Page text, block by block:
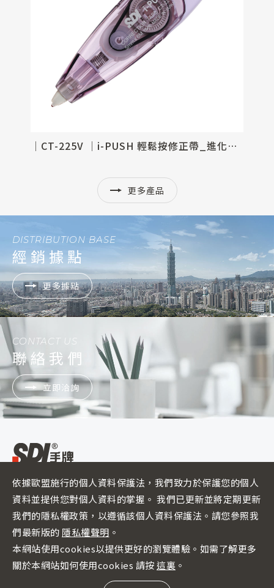
│CT-225V │i-PUSH 輕鬆按修正帶_進化型滾輪
更多產品
DISTRIBUTION BASE
經銷據點
更多據點
CONTACT US
聯絡我們
立即洽詢
ADD : 500彰化縣彰化市彰南路二段260號
FACTORY : 南投市南崗工業區成功三路323號
TEL : 04-7383991 FAX : 04-7387790
繁體中文
依據歐盟施行的個人資料保護法，我們致力於保護您的個人
資料並提供您對個人資料的掌握。 我們已更新並將定期更新
我們的隱私權政策，以遵循該個人資料保護法。請您參照我
們最新版的 隱私權聲明 。
本網站使用cookies以提供更好的瀏覽體驗。如需了解更多
關於本網站如何使用cookies 請按這裏 。